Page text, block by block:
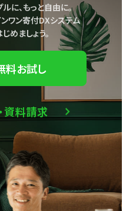
に、もっと自由に。
ワン寄付DXシステム
めましょう。
料お試し
資料請求